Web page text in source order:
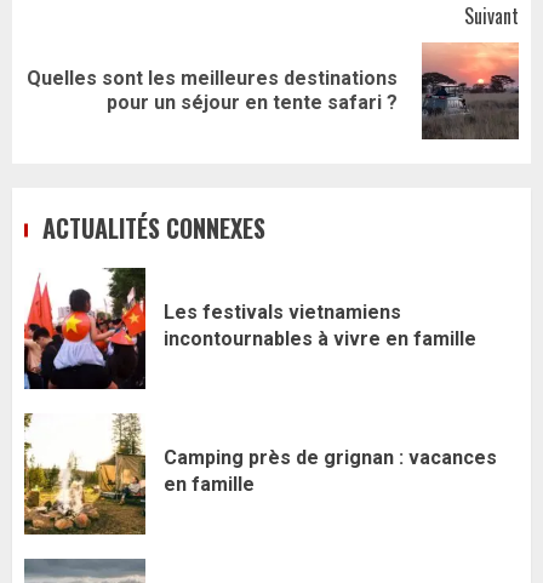
Suivant
Article
Quelles sont les meilleures destinations
pour un séjour en tente safari ?
ACTUALITÉS CONNEXES
Les festivals vietnamiens
incontournables à vivre en famille
Camping près de grignan : vacances
en famille